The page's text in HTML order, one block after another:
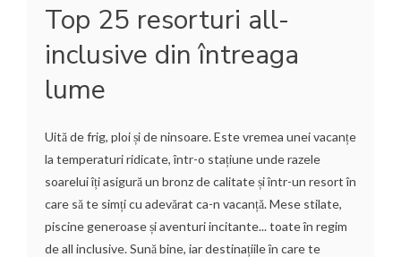
Top 25 resorturi all-
inclusive din întreaga
lume
Uită de frig, ploi și de ninsoare. Este vremea unei vacanțe
la temperaturi ridicate, într-o stațiune unde razele
soarelui îți asigură un bronz de calitate și într-un resort în
care să te simți cu adevărat ca-n vacanță. Mese stilate,
piscine generoase și aventuri incitante... toate în regim
de all inclusive. Sună bine, iar destinațiile în care te